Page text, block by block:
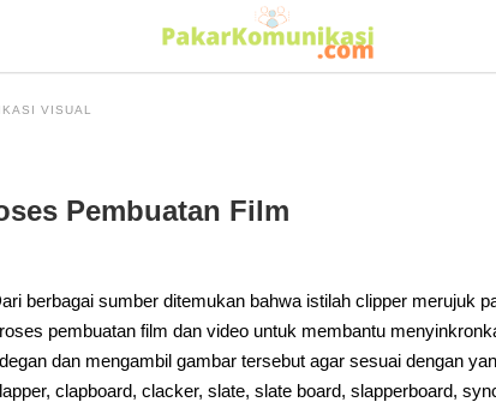
VISUAL
Pembuatan Film
berbagai sumber ditemukan bahwa istilah clipper merujuk
pembuatan film dan video untuk membantu
dan mengambil gambar tersebut agar sesuai dengan
clapboard, clacker, slate, slate board, slapperboard,